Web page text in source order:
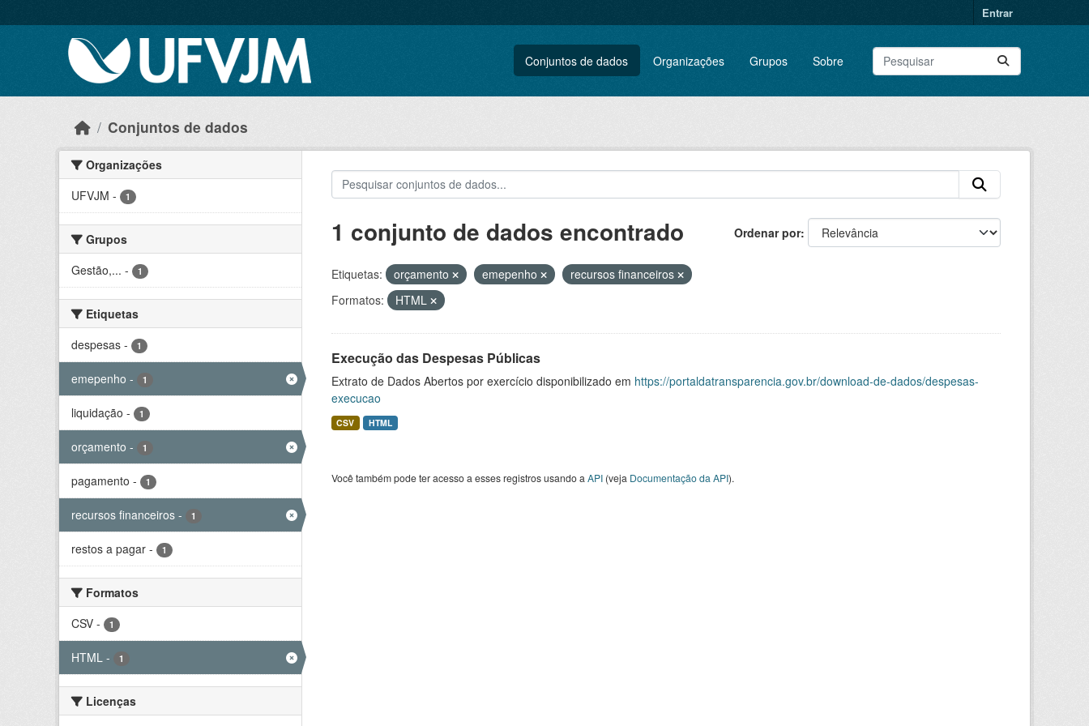
Entrar
Conjuntos de dados Organizações Grupos Sobre
Conjuntos de dados
Organizações
UFVJM - 1
Grupos
Gestão,... - 1
Etiquetas
despesas - 1
emepenho - 1
liquidação - 1
orçamento - 1
pagamento - 1
recursos financeiros - 1
restos a pagar - 1
Formatos
CSV - 1
HTML - 1
Licenças
Ordenar por
1 conjunto de dados encontrado
Etiquetas: orçamento emepenho
recursos financeiros
Formatos:
HTML
Execução das Despesas Públicas
Extrato de Dados Abertos por exercício disponibilizado em https://portaldatransparencia.gov.br/download-de-dados/despesas-
execucao
CSV HTML
Você também pode ter acesso a esses registros usando a API(veja Documentação da API).